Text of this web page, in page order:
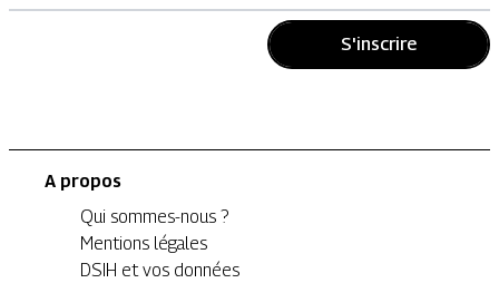
S'inscrire
A propos
Qui sommes-nous ?
Mentions légales
DSIH et vos données